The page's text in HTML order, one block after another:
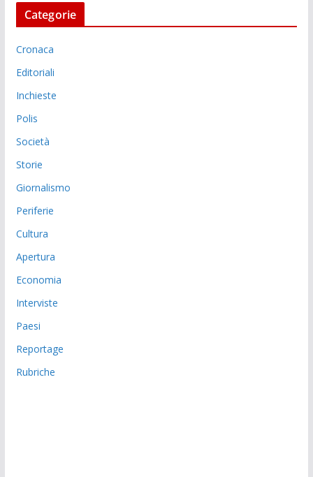
Categorie
Cronaca
Editoriali
Inchieste
Polis
Società
Storie
Giornalismo
Periferie
Cultura
Apertura
Economia
Interviste
Paesi
Reportage
Rubriche